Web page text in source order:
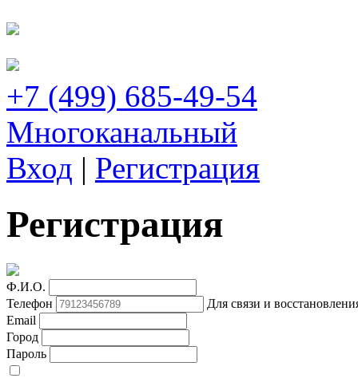
+7 (499) 685-49-54
Многоканальный
Вход | Регистрация
Регистрация
Ф.И.О.
Телефон
Для связи и
Email
Город
Пароль